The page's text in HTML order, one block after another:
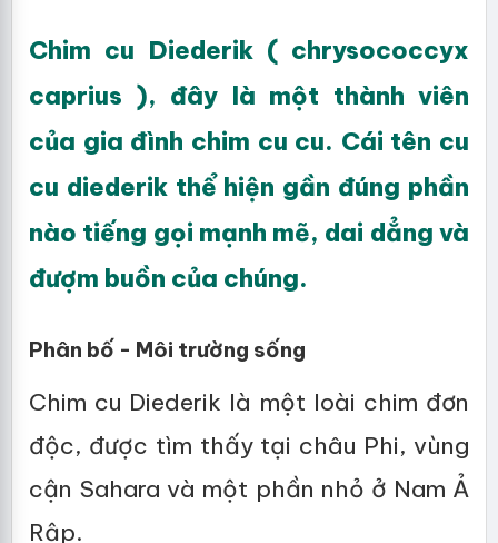
Chim cu Diederik ( chrysococcyx
caprius ), đây là một thành viên
của gia đình chim cu cu. Cái tên cu
cu diederik thể hiện gần đúng phần
nào tiếng gọi mạnh mẽ, dai dẳng và
đượm buồn của chúng.
Phân bố - Môi trường sống
Chim cu Diederik là một loài chim đơn
độc, được tìm thấy tại châu Phi, vùng
cận Sahara và một phần nhỏ ở Nam Ả
Rập.